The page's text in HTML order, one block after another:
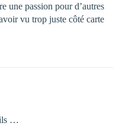
une passion pour d’autres
vu trop juste côté carte
…